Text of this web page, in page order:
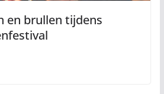
en brullen tijdens